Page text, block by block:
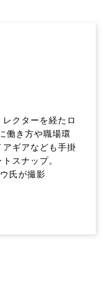
クターを経たロ
働き方や職場環
ギアなども手掛
スナップ。
氏が撮影